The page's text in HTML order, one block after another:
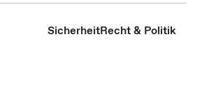
SicherheitRecht & Politik